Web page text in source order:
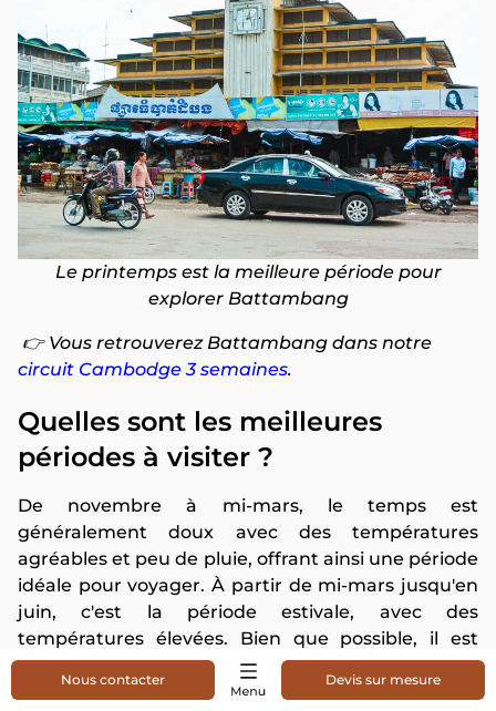
Le printemps est la meilleure période pour
explorer Battambang
👉 Vous retrouverez Battambang dans notre
circuit Cambodge 3 semaines.
Quelles sont les meilleures
périodes à visiter ?
De novembre à mi-mars, le temps est
généralement doux avec des températures
agréables et peu de pluie, offrant ainsi une période
idéale pour voyager. À partir de mi-mars jusqu'en
juin, c'est la période estivale, avec des
températures élevées. Bien que possible, il est
recommandé de s'habiller légèrement et d'utiliser
de la crème solaire pour se protéger du soleil.
Nous contacter Devis sur mesure